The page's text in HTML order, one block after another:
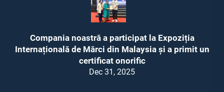
Compania noastră a participat la Expoziția
Internațională de Mărci din Malaysia și a primit un
certificat onorific
Dec 31, 2025